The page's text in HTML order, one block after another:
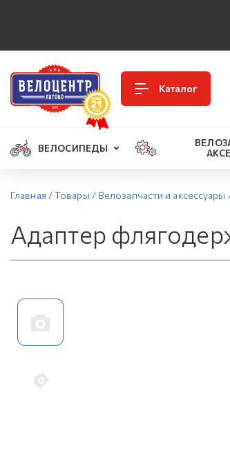
Каталог
ВЕЛОСИПЕДЫ
Главная /Товары / Велозапчасти и аксессуары
Адаптер